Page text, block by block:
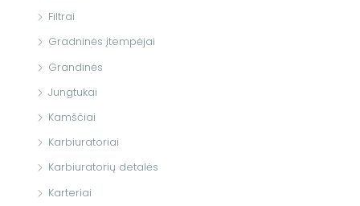
Filtrai
Gradninės įtempėjai
Grandinės
Jungtukai
Kamščiai
Karbiuratoriai
Karbiuratorių detalės
Karteriai